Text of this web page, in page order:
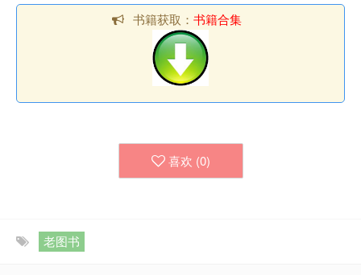
书籍获取： 书籍合集
喜欢 (0)
老图书